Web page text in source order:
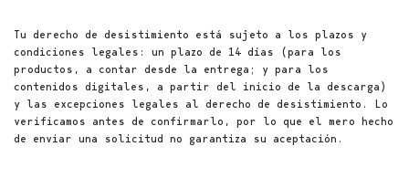
Tu derecho de desistimiento está sujeto a los plazos y
condiciones legales: un plazo de 14 días (para los
productos, a contar desde la entrega; y para los
contenidos digitales, a partir del inicio de la descarga)
y las excepciones legales al derecho de desistimiento. Lo
verificamos antes de confirmarlo, por lo que el mero hecho
de enviar una solicitud no garantiza su aceptación.